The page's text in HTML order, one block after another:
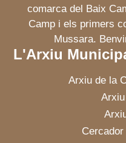
comarca del Baix
Camp i els primers
Mussara.
L'Arxiu
Arxiu de la